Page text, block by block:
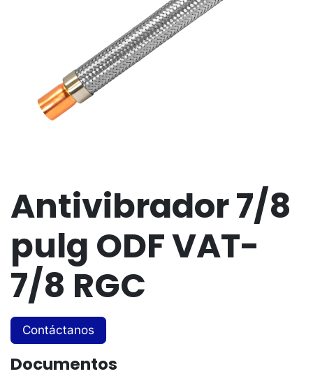
Antivibrador 7/8
pulg ODF VAT-
7/8 RGC
Contáctanos
Documentos